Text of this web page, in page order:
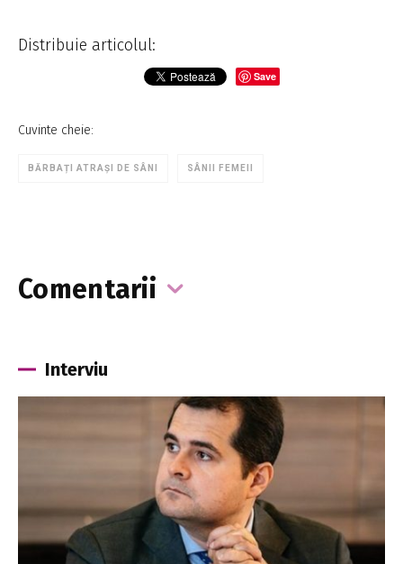
Distribuie articolul:
Save
Cuvinte cheie:
BĂRBAȚI ATRAȘI DE SÂNI SÂNII FEMEII
Comentarii
Interviu